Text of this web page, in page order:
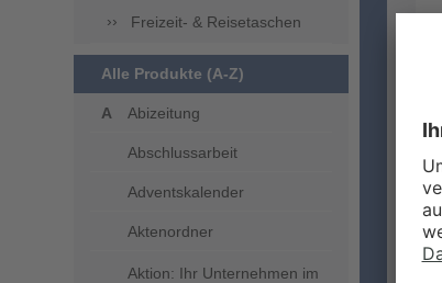
Freizeit- & Reisetaschen
Alle Produkte (A-Z)
Abizeitung
Abschlussarbeit
Adventskalender
Aktenordner
Aktion: Ihr Unternehmen im